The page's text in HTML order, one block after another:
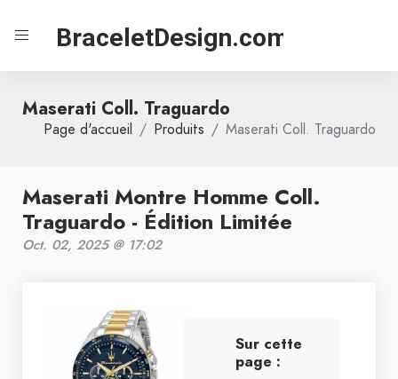
BraceletDesign.com
Maserati Coll. Traguardo
Page d'accueil Produits Maserati Coll. Traguardo
Maserati Montre Homme Coll.
Traguardo - Édition Limitée
Oct. 02, 2025 @ 17:02
Sur cette
page :